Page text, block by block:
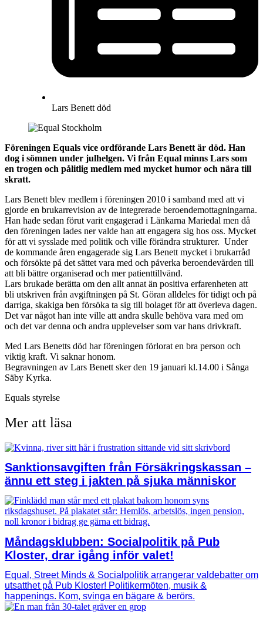
Lars Benett död
Föreningen Equals vice ordförande Lars Benett är död. Han
dog i sömnen under julhelgen. Vi från Equal minns Lars som
en trogen och pålitlig medlem med mycket humor och nära till
skratt.
Lars Benett blev medlem i föreningen 2010 i samband med att vi
gjorde en brukarrevision av de integrerade beroendemottagningarna.
Han hade sedan förut varit engagerad i Länkarna Mariedal men då
den föreningen lades ner valde han att engagera sig hos oss. Mycket
för att vi sysslade med politik och ville förändra strukturer. Under
de kommande åren engagerade sig Lars Benett mycket i brukarråd
och försökte på det sättet vara med och påverka beroendevården till
att bli bättre organiserad och mer patienttillvänd.
Lars brukade berätta om den allt annat än positiva erfarenheten att
bli utskriven från avgiftningen på St. Göran alldeles för tidigt och på
darriga, skakiga ben försöka ta sig till bolaget för att överleva dagen.
Det var något han inte ville att andra skulle behöva vara med om
och det var denna och andra upplevelser som var hans drivkraft.
Med Lars Benetts död har föreningen förlorat en bra person och
viktig kraft. Vi saknar honom.
Begravningen av Lars Benett sker den 19 januari kl.14.00 i Sånga
Säby Kyrka.
Equals styrelse
Mer att läsa
Sanktionsavgiften från Försäkringskassan –
ännu ett steg i jakten på sjuka människor
Måndagsklubben: Socialpolitik på Pub
Kloster, drar igång inför valet!
Equal, Street Minds & Socialpolitik arrangerar valdebatter om
utsatthet på Pub Kloster! Politikermöten, musik &
happenings. Kom, svinga en bägare & berörs.